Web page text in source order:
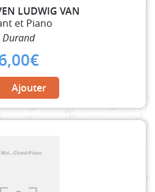
LUDWIG VAN
et Piano
Durand
€
Ajouter